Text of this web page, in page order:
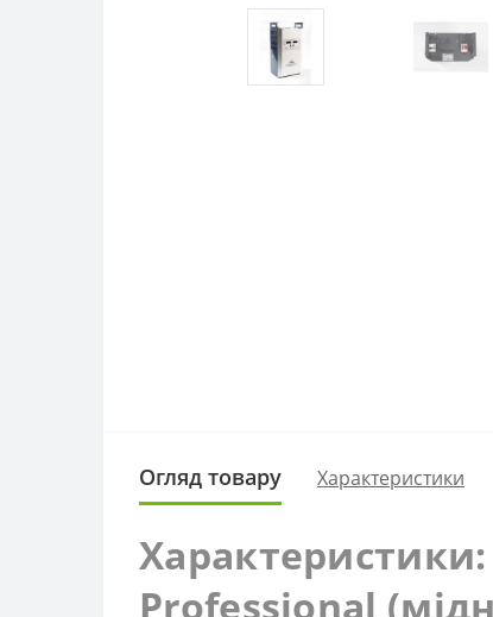
Огляд товару Характеристики
Характеристики:
Professional